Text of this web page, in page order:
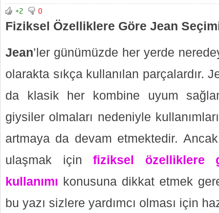
+2 0
Fiziksel Özelliklere Göre Jean
Jean’ler günümüzde her yerde
olarakta sıkça kullanılan parçalardır.
da klasik her kombine uyum
giysiler olmaları nedeniyle
artmaya da devam etmektedir.
ulaşmak içinfiziksel özelliklere
kullanımı konusuna dikkat etmek
bu yazı sizlere yardımcı olması için